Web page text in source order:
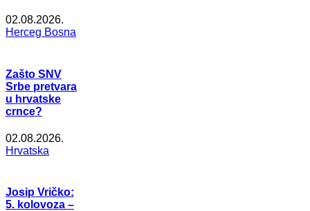
02.08.2026.
Herceg Bosna
Zašto SNV
Srbe pretvara
u hrvatske
crnce?
02.08.2026.
Hrvatska
Josip Vričko:
5. kolovoza –